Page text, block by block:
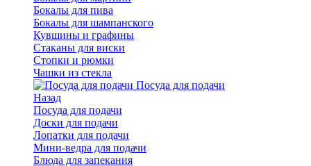
Бокалы для пива
Бокалы для шампанского
Кувшины и графины
Стаканы для виски
Стопки и рюмки
Чашки из стекла
Посуда для подачи
Назад
Посуда для подачи
Доски для подачи
Лопатки для подачи
Мини-ведра для подачи
Блюда для запекания